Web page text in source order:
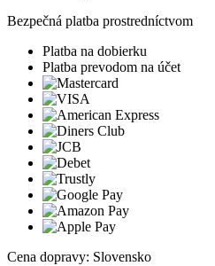
Bezpečná platba prostredníctvom
Platba na dobierku
Platba prevodom na účet
Cena dopravy: Slovensko